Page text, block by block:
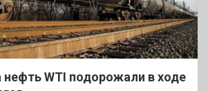
WTI подорожали в ходе